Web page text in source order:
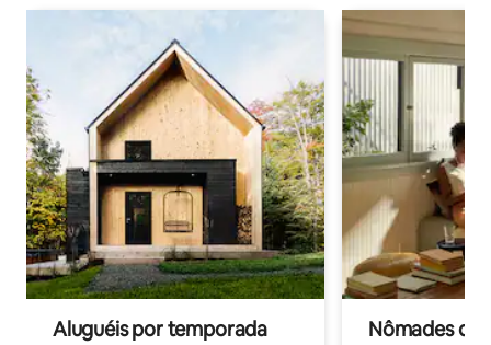
Aluguéis por temporada
Nômades